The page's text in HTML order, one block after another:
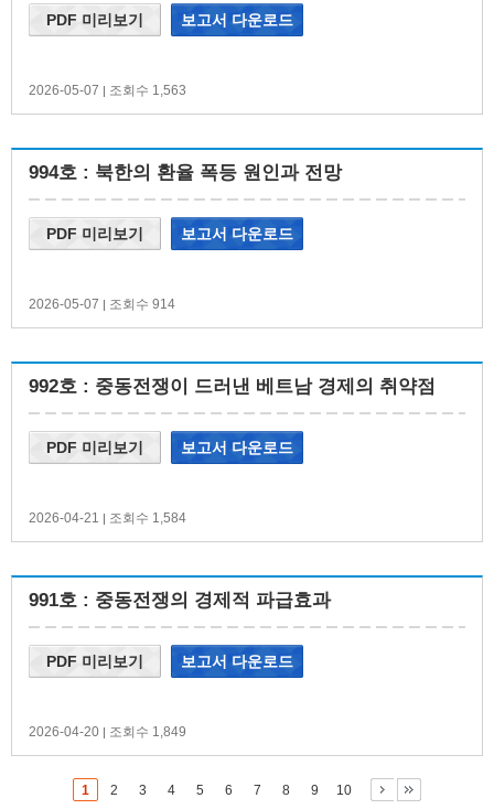
2026-05-07 | 조회수 1,563
PDF 미리보기 보고서 다운로드
994호 : 북한의 환율 폭등 원인과 전망
2026-05-07 | 조회수 914
PDF 미리보기 보고서 다운로드
992호 : 중동전쟁이 드러낸 베트남 경제의 취약점
2026-04-21 | 조회수 1,584
PDF 미리보기 보고서 다운로드
991호 : 중동전쟁의 경제적 파급효과
2026-04-20 | 조회수 1,849
PDF 미리보기 보고서 다운로드
1 2 3 4 5 6 7 8 9 10